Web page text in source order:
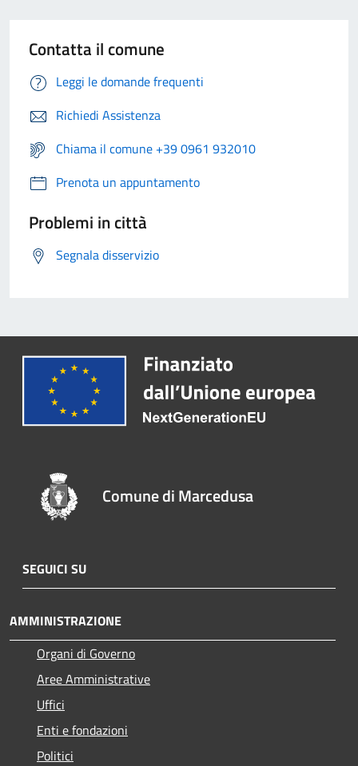
Contatta il comune
Leggi le domande frequenti
Richiedi Assistenza
Chiama il comune +39 0961 932010
Prenota un appuntamento
Problemi in città
Segnala disservizio
Comune di Marcedusa
SEGUICI SU
AMMINISTRAZIONE
Organi di Governo
Aree Amministrative
Uffici
Enti e fondazioni
Politici